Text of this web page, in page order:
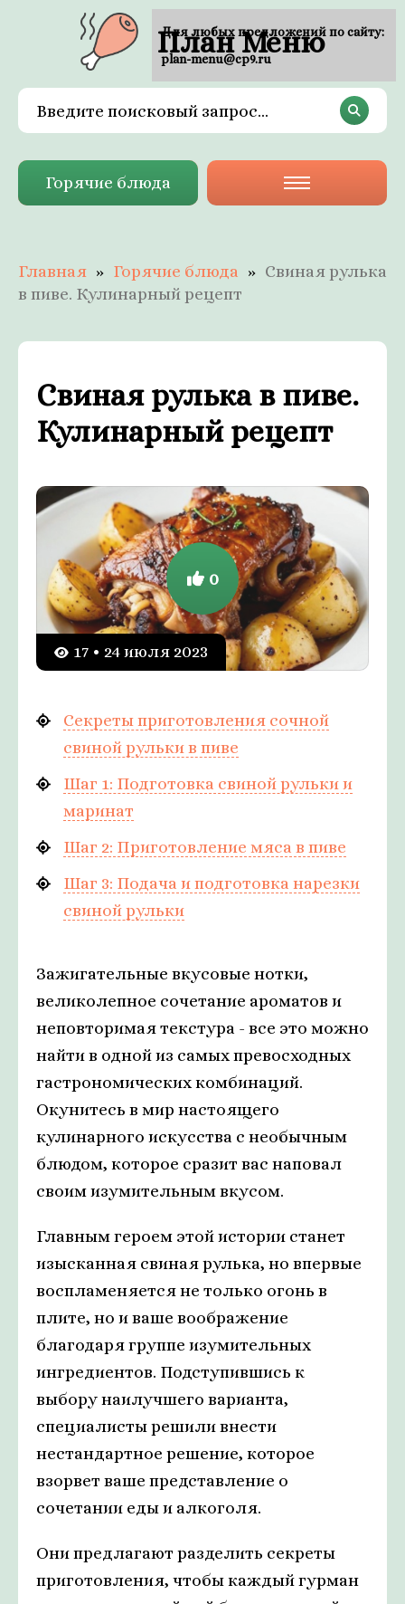
План Меню
Горячие блюда
Главная Горячие блюда
Свиная рулька
в пиве. Кулинарный рецепт
Свиная рулька в пиве.
Кулинарный рецепт
17 • 24 июля 2023
0
Секреты приготовления сочной
свиной рульки в пиве
Шаг 1: Подготовка свиной рульки и
маринат
Шаг 2: Приготовление мяса в пиве
Шаг 3: Подача и подготовка нарезки
свиной рульки
Зажигательные вкусовые нотки,
великолепное сочетание ароматов и
неповторимая текстура - все это можно
найти в одной из самых превосходных
гастрономических комбинаций.
Окунитесь в мир настоящего
кулинарного искусства с необычным
блюдом, которое сразит вас наповал
своим изумительным вкусом.
Главным героем этой истории станет
изысканная свиная рулька, но впервые
воспламеняется не только огонь в
плите, но и ваше воображение
благодаря группе изумительных
ингредиентов. Подступившись к
выбору наилучшего варианта,
специалисты решили внести
нестандартное решение, которое
взорвет ваше представление о
сочетании еды и алкоголя.
Они предлагают разделить секреты
приготовления, чтобы каждый гурман
Для любых предложений по сайту:
plan-menu@cp9.ru